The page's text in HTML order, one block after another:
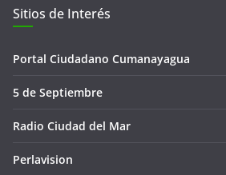
Sitios de Interés
Portal Ciudadano Cumanayagua
5 de Septiembre
Radio Ciudad del Mar
Perlavision